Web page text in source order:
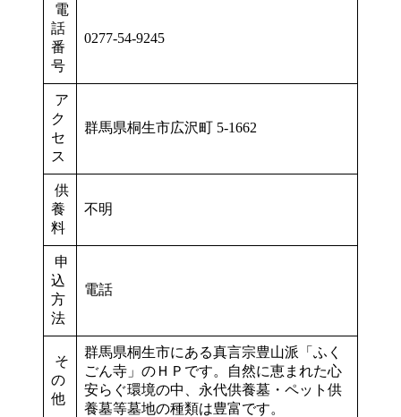
電
話
番
号
0277-54-9245
ア
ク
セ
ス
群馬県桐生市広沢町 5-1662
供
養
料
不明
申
込
方
法
電話
そ
の
他
群馬県桐生市にある真言宗豊山派「ふく
ごん寺」のＨＰです。自然に恵まれた心
安らぐ環境の中、永代供養墓・ペット供
養墓等墓地の種類は豊富です。